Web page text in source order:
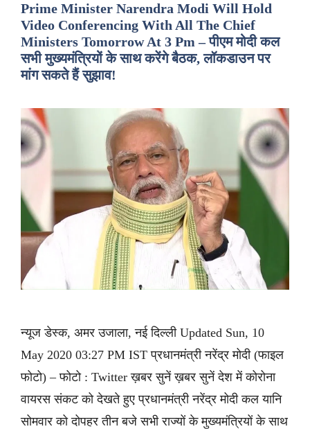
Prime Minister Narendra Modi Will Hold
Video Conferencing With All The Chief
Ministers Tomorrow At 3 Pm – पीएम मोदी कल
सभी मुख्यमंत्रियों के साथ करेंगे बैठक, लॉकडाउन पर
मांग सकते हैं सुझाव!
न्यूज डेस्क, अमर उजाला, नई दिल्ली Updated Sun, 10
May 2020 03:27 PM IST प्रधानमंत्री नरेंद्र मोदी (फाइल
फोटो) – फोटो : Twitter ख़बर सुनें ख़बर सुनें देश में कोरोना
वायरस संकट को देखते हुए प्रधानमंत्री नरेंद्र मोदी कल यानि
सोमवार को दोपहर तीन बजे सभी राज्यों के मुख्यमंत्रियों के साथ